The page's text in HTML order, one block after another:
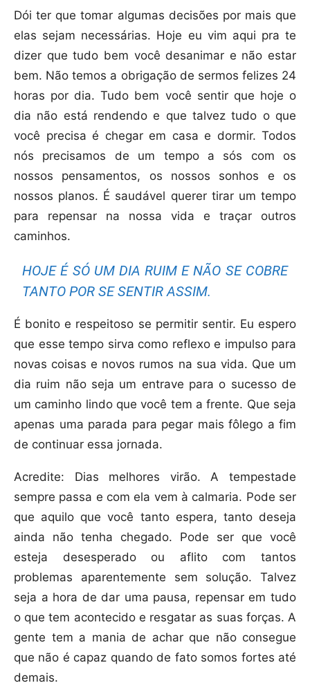
Dói ter que tomar algumas decisões por mais que
elas sejam necessárias. Hoje eu vim aqui pra te
dizer que tudo bem você desanimar e não estar
bem. Não temos a obrigação de sermos felizes 24
horas por dia. Tudo bem você sentir que hoje o
dia não está rendendo e que talvez tudo o que
você precisa é chegar em casa e dormir. Todos
nós precisamos de um tempo a sós com os
nossos pensamentos, os nossos sonhos e os
nossos planos. É saudável querer tirar um tempo
para repensar na nossa vida e traçar outros
caminhos.
HOJE É SÓ UM DIA RUIM E NÃO SE COBRE
TANTO POR SE SENTIR ASSIM.
É bonito e respeitoso se permitir sentir. Eu espero
que esse tempo sirva como reflexo e impulso para
novas coisas e novos rumos na sua vida. Que um
dia ruim não seja um entrave para o sucesso de
um caminho lindo que você tem a frente. Que seja
apenas uma parada para pegar mais fôlego a fim
de continuar essa jornada.
Acredite: Dias melhores virão. A tempestade
sempre passa e com ela vem à calmaria. Pode ser
que aquilo que você tanto espera, tanto deseja
ainda não tenha chegado. Pode ser que você
esteja desesperado ou aflito com tantos
problemas aparentemente sem solução. Talvez
seja a hora de dar uma pausa, repensar em tudo
o que tem acontecido e resgatar as suas forças. A
gente tem a mania de achar que não consegue
que não é capaz quando de fato somos fortes até
demais.